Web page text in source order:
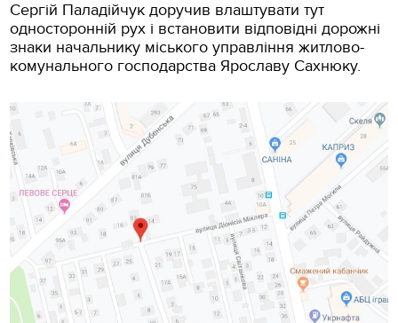
Сергій Паладійчук доручив влаштувати тут
односторонній рух і встановити відповідні дорожні
знаки начальнику міського управління житлово-
комунального господарства Ярославу Сахнюку.